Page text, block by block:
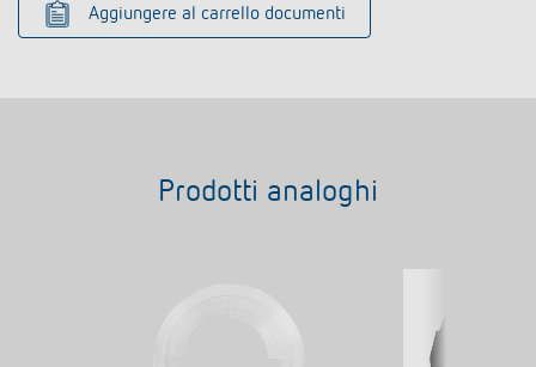
Aggiungere al carrello documenti
Prodotti analoghi